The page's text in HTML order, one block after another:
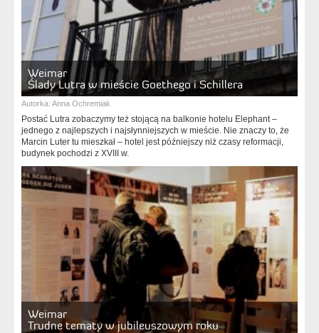
Weimar
Ślady Lutra w mieście Goethego i Schillera
Autorka: Anna Ochremiak
Postać Lutra zobaczymy też stojącą na balkonie hotelu Elephant –
jednego z najlepszych i najsłynniejszych w mieście. Nie znaczy to, że
Marcin Luter tu mieszkał – hotel jest późniejszy niż czasy reformacji,
budynek pochodzi z XVIII w.
Weimar
Trudne tematy w jubileuszowym roku